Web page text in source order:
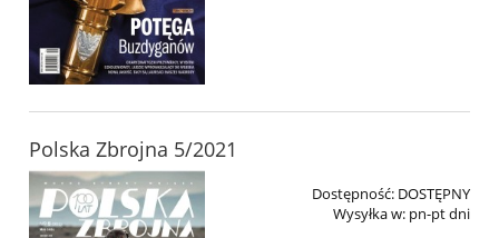
Polska Zbrojna 5/2021
Dostępność: DOSTĘPNY
Wysyłka w: pn-pt dni